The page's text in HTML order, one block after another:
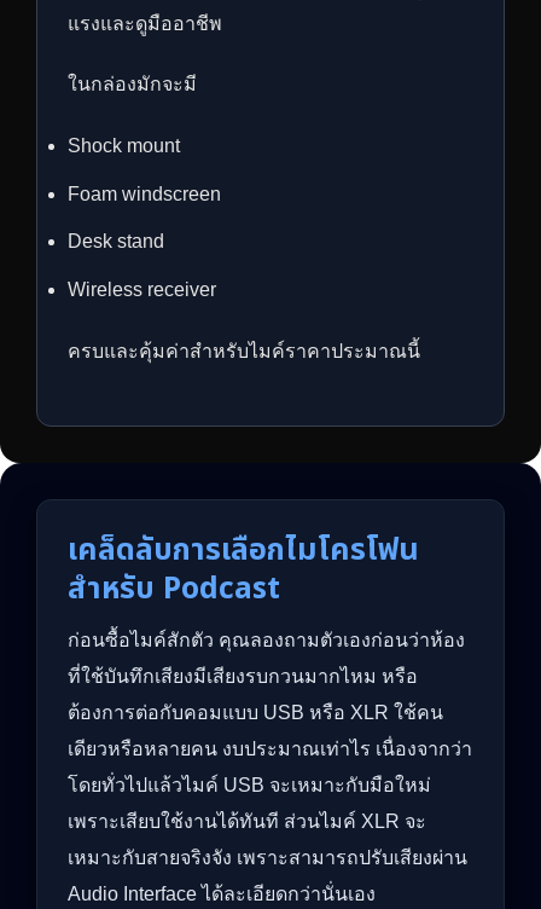
แรงและดูมืออาชีพ
ในกล่องมักจะมี
Shock mount
Foam windscreen
Desk stand
Wireless receiver
ครบและคุ้มค่าสำหรับไมค์ราคาประมาณนี้
เคล็ดลับการเลือกไมโครโฟน
สำหรับ Podcast
ก่อนซื้อไมค์สักตัว คุณลองถามตัวเองก่อนว่าห้อง
ที่ใช้บันทึกเสียงมีเสียงรบกวนมากไหม หรือ
ต้องการต่อกับคอมแบบ USB หรือ XLR ใช้คน
เดียวหรือหลายคน งบประมาณเท่าไร เนื่องจากว่า
โดยทั่วไปแล้วไมค์ USB จะเหมาะกับมือใหม่
เพราะเสียบใช้งานได้ทันที ส่วนไมค์ XLR จะ
เหมาะกับสายจริงจัง เพราะสามารถปรับเสียงผ่าน
Audio Interface ได้ละเอียดกว่านั่นเอง